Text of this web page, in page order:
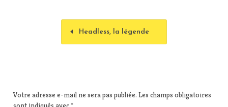
Headless, la légende
Votre adresse e-mail ne sera pas publiée. Les champs obligatoires